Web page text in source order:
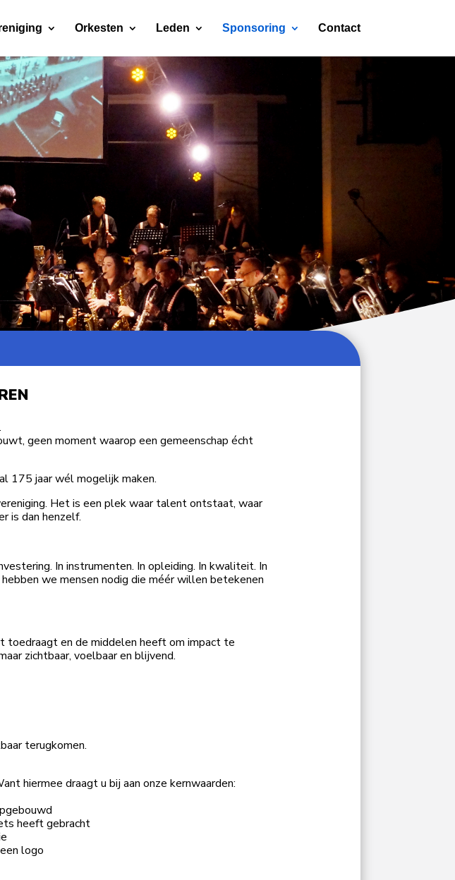
Orkesten Leden Sponsoring Contact
geen moment waarop een gemeenschap écht
175 jaar wél mogelijk maken.
Het is een plek waar talent ontstaat, waar
is dan henzelf.
In instrumenten. In opleiding. In kwaliteit. In
we mensen nodig die méér willen betekenen
toedraagt en de middelen heeft om impact te
zichtbaar, voelbaar en blijvend.
terugkomen.
hiermee draagt u bij aan onze kernwaarden:
heeft gebracht
logo